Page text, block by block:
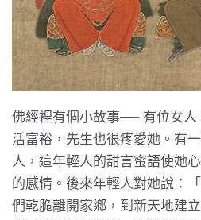
佛經裡有個小故事── 有位女人
活富裕，先生也很疼愛她。有
人，這年輕人的甜言蜜語使她
的感情。後來年輕人對她說：
們乾脆離開家鄉，到新天地建